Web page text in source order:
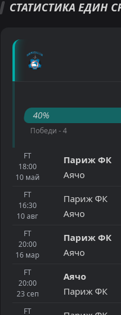
СТАТИСТИКА ЕДИН
40%
Победи - 4
FT
18:00
10 май
Париж ФК
Аячо
FT
16:30
10авг
Париж ФК
Аячо
FT
20:00
16 мар
Париж ФК
Аячо
FT
20:00
23 сеп
Аячо
Париж ФК
FT